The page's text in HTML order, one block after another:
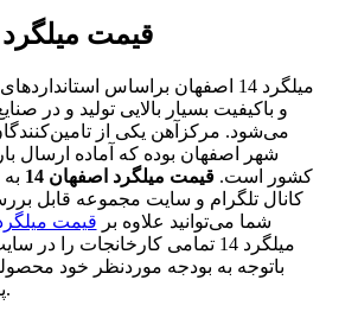
قیمت میلگرد 14
میلگرد 14 اصفهان براساس
و باکیفیت بسیار بالایی تولید و در
می‌شود. مرکزآهن یکی از
شهر اصفهان بوده که آماده ارسال
کشور است.قیمت میلگرد اصفهان 14
کانال تلگرام و سایت مجموعه قابل
شما می‌توانید علاوه بر قیمت میلگرد
میلگرد 14 تمامی کارخانجات را
باتوجه به بودجه موردنظر خود
پروژه انتخاب کنید.